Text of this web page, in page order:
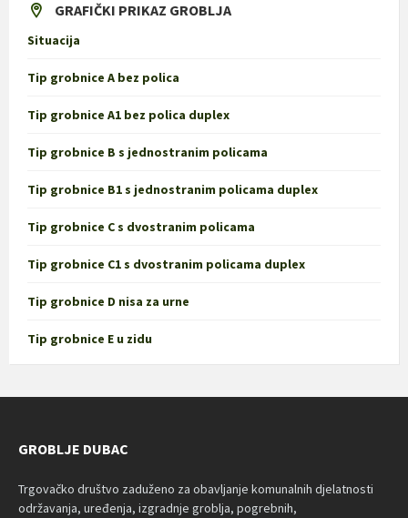
GRAFIČKI PRIKAZ GROBLJA
Situacija
Tip grobnice A bez polica
Tip grobnice A1 bez polica duplex
Tip grobnice B s jednostranim policama
Tip grobnice B1 s jednostranim policama duplex
Tip grobnice C s dvostranim policama
Tip grobnice C1 s dvostranim policama duplex
Tip grobnice D nisa za urne
Tip grobnice E u zidu
GROBLJE DUBAC
Trgovačko društvo zaduženo za obavljanje komunalnih djelatnosti
održavanja, uređenja, izgradnje groblja, pogrebnih,